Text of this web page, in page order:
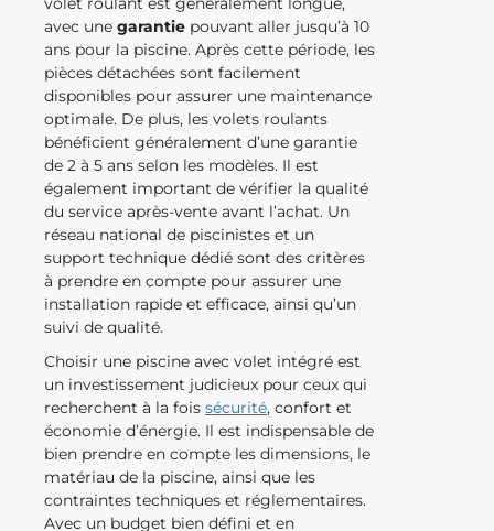
avec une garantie pouvant aller jusqu’à 10
ans pour la piscine. Après cette période, les
pièces détachées sont facilement
disponibles pour assurer une maintenance
optimale. De plus, les volets roulants
bénéficient généralement d’une garantie
de 2 à 5 ans selon les modèles. Il est
également important de vérifier la qualité
du service après-vente avant l’achat. Un
réseau national de piscinistes et un
support technique dédié sont des critères
à prendre en compte pour assurer une
installation rapide et efficace, ainsi qu’un
suivi de qualité.
Choisir une piscine avec volet intégré est
un investissement judicieux pour ceux qui
recherchent à la fois sécurité, confort et
économie d’énergie. Il est indispensable de
bien prendre en compte les dimensions, le
matériau de la piscine, ainsi que les
contraintes techniques et réglementaires.
Avec un budget bien défini et en